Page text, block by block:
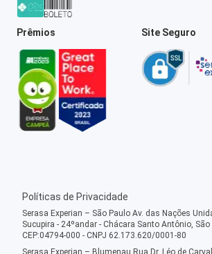
Prêmios Site Seguro
Políticas de Privacidade
Serasa Experian – São Paulo Av. das Nações
Sucupira - 24ºandar - Chácara Santo Antônio, São
CEP:04794-000 - CNPJ 62.173.620/0001-80
Serasa Experian – Blumenau Rua Dr. Léo de